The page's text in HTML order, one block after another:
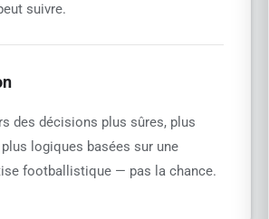
suivre.
des décisions plus sûres, plus
logiques basées sur une
footballistique — pas la chance.